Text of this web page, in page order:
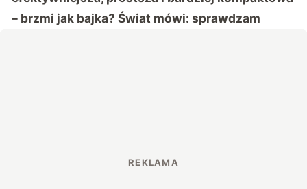
– brzmi jak bajka? Świat mówi: sprawdzam